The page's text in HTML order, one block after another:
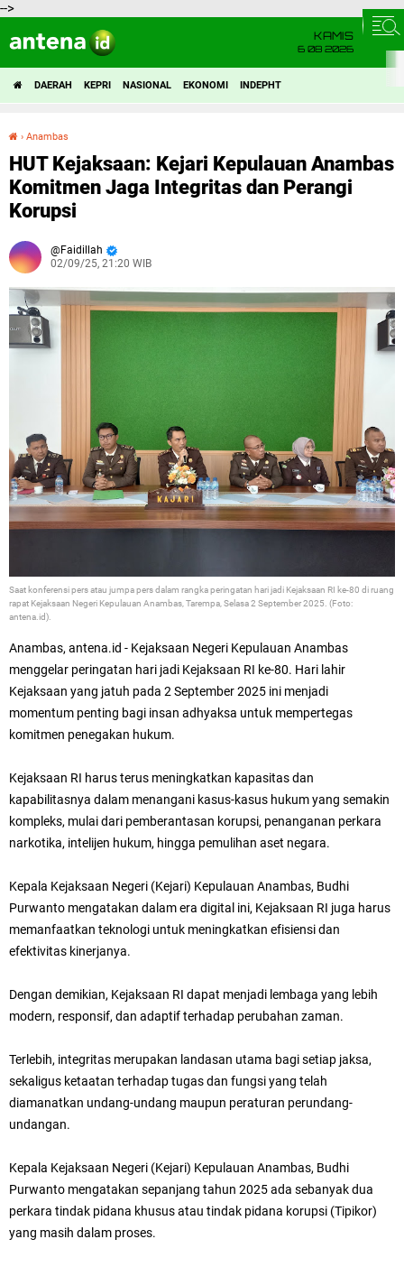
-->
KAMIS
6 08 2026
DAERAH KEPRI NASIONAL EKONOMI INDEPHT
› Anambas
HUT Kejaksaan: Kejari Kepulauan Anambas
Komitmen Jaga Integritas dan Perangi
Korupsi
Faidillah
02/09/25, 21:20 WIB
Saat konferensi pers atau jumpa persdalam rangka peringatan hari jadi Kejaksaan RI ke-80 di ruang
rapat Kejaksaan Negeri Kepulauan Anambas, Tarempa, Selasa 2 September 2025. (Foto:
antena.id).
Anambas, antena.id - Kejaksaan Negeri Kepulauan Anambas
menggelar peringatan hari jadi Kejaksaan RI ke-80. Hari lahir
Kejaksaan yang jatuh pada 2 September 2025 ini menjadi
momentum penting bagi insan adhyaksa untuk mempertegas
komitmen penegakan hukum.
Kejaksaan RI harus terus meningkatkan kapasitas dan
kapabilitasnya dalam menangani kasus-kasus hukum yang semakin
kompleks, mulai dari pemberantasan korupsi, penanganan perkara
narkotika, intelijen hukum, hingga pemulihan aset negara.
Kepala Kejaksaan Negeri (Kejari) Kepulauan Anambas, Budhi
Purwanto mengatakan dalam era digital ini, Kejaksaan RI juga harus
memanfaatkan teknologi untuk meningkatkan efisiensi dan
efektivitas kinerjanya.
Dengan demikian, Kejaksaan RI dapat menjadi lembaga yang lebih
modern, responsif, dan adaptif terhadap perubahan zaman.
Terlebih, integritas merupakan landasan utama bagi setiap jaksa,
sekaligus ketaatan terhadap tugas dan fungsi yang telah
diamanatkan undang-undang maupun peraturan perundang-
undangan.
Kepala Kejaksaan Negeri (Kejari) Kepulauan Anambas, Budhi
Purwanto mengatakan sepanjang tahun 2025 ada sebanyak dua
perkara tindak pidana khusus atau tindak pidana korupsi (Tipikor)
yang masih dalam proses.